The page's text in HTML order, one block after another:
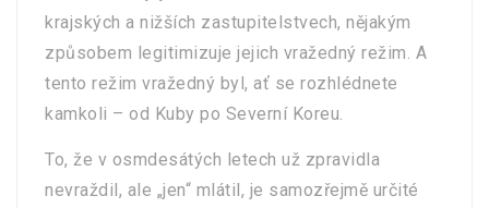
krajských a nižších zastupitelstvech, nějakým
způsobem legitimizuje jejich vražedný režim. A
tento režim vražedný byl, ať se rozhlédnete
kamkoli – od Kuby po Severní Koreu.
To, že v osmdesátých letech už zpravidla
nevraždil, ale „jen“ mlátil, je samozřejmě určité